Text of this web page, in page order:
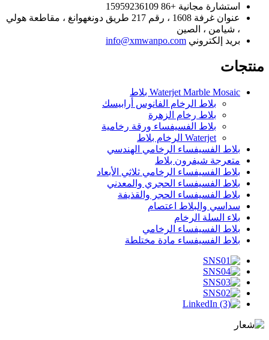
استشارة مجانية +86 15959236109
عنوان
غرفة 1608 ، رقم 217 طريق دونغهوانغ ، مقاطعة هولي
، شيامن ، الصين
بريد إلكتروني info@xmwanpo.com
منتجات
Waterjet Marble Mosaic بلاط
بلاط الرخام الفانوس أرابيسك
بلاط رخام الزهرة
بلاط الفسيفساء ورقة رخامية
Waterjet الرخام بلاط
بلاط الفسيفساء الرخامي الهندسي
متعرجة شيفرون بلاط
بلاط الفسيفساء الرخامي ثلاثي الأبعاد
بلاط الفسيفساء الحجري والمعدني
بلاط الفسيفساء الحجر والقذيفة
سداسي والبلاط اعتصام
بلاء السلة الرخام
بلاط الفسيفساء الرخامي
بلاط الفسيفساء مادة مختلطة